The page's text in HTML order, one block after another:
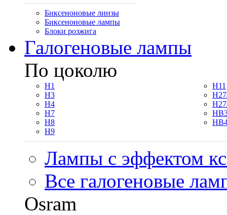
Биксеноновые линзы
Биксеноновые лампы
Блоки розжига
Галогеновые лампы
По цоколю
H1
H3
H4
H7
H8
H9
H11
Лампы с эффектом
Все галогеновые
Osram